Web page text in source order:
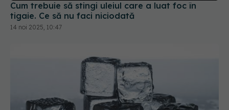
Cum trebuie să stingi uleiul care a luat foc în
tigaie. Ce să nu faci niciodată
14 noi 2025, 10:47